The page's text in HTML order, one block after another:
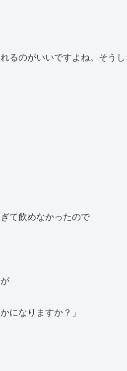
るのがいいですよね。そうし
て飲めなかったので
になりますか？」